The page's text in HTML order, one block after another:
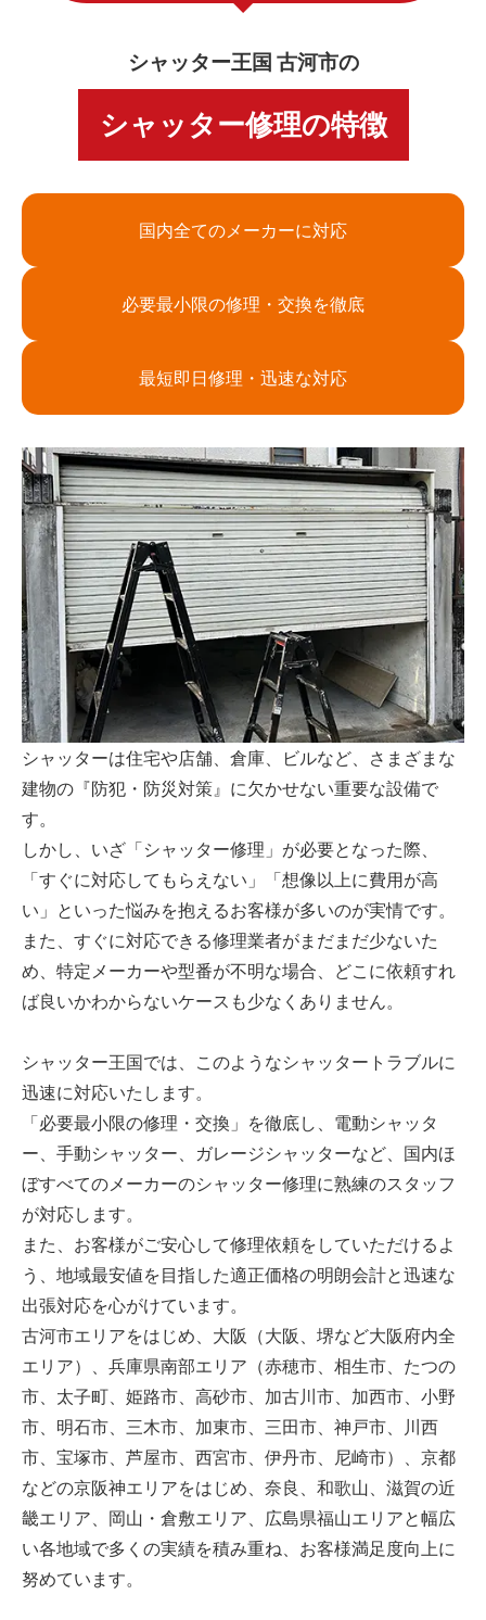
シャッター王国 古河市の
シャッター修理の特徴
国内全てのメーカーに対応
必要最小限の修理・交換を徹底
最短即日修理・迅速な対応
シャッターは住宅や店舗、倉庫、ビルなど、さまざまな
建物の『防犯・防災対策』に欠かせない重要な設備で
す。
しかし、いざ「シャッター修理」が必要となった際、
「すぐに対応してもらえない」「想像以上に費用が高
い」といった悩みを抱えるお客様が多いのが実情です。
また、すぐに対応できる修理業者がまだまだ少ないた
め、特定メーカーや型番が不明な場合、どこに依頼すれ
ば良いかわからないケースも少なくありません。
シャッター王国では、このようなシャッタートラブルに
迅速に対応いたします。
「必要最小限の修理・交換」を徹底し、電動シャッタ
ー、手動シャッター、ガレージシャッターなど、国内ほ
ぼすべてのメーカーのシャッター修理に熟練のスタッフ
が対応します。
また、お客様がご安心して修理依頼をしていただけるよ
う、地域最安値を目指した適正価格の明朗会計と迅速な
出張対応を心がけています。
古河市エリアをはじめ、大阪（大阪、堺など大阪府内全
エリア）、兵庫県南部エリア（赤穂市、相生市、たつの
市、太子町、姫路市、高砂市、加古川市、加西市、小野
市、明石市、三木市、加東市、三田市、神戸市、川西
市、宝塚市、芦屋市、西宮市、伊丹市、尼崎市）、京都
などの京阪神エリアをはじめ、奈良、和歌山、滋賀の近
畿エリア、岡山・倉敷エリア、広島県福山エリアと幅広
い各地域で多くの実績を積み重ね、お客様満足度向上に
努めています。